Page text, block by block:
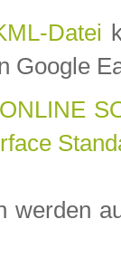
Datei
Google
werden